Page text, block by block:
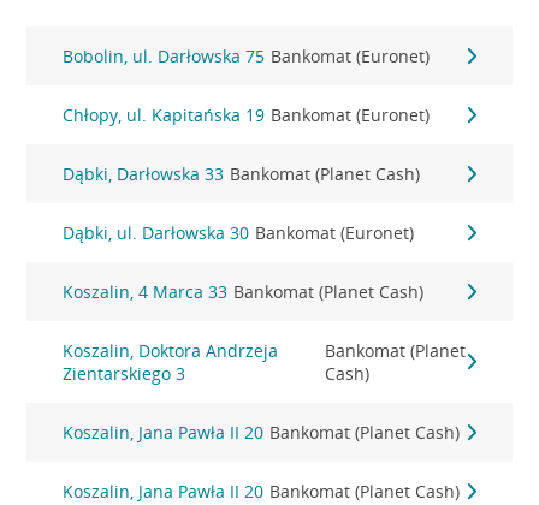
Bobolin, ul. Darłowska 75 Bankomat (Euronet)
Chłopy, ul. Kapitańska 19 Bankomat (Euronet)
Dąbki, Darłowska 33 Bankomat (Planet Cash)
Dąbki, ul. Darłowska 30 Bankomat (Euronet)
Koszalin, 4 Marca 33 Bankomat (Planet Cash)
Koszalin, Doktora Andrzeja
Zientarskiego 3
Bankomat (Planet
Cash)
Koszalin, Jana Pawła II 20 Bankomat (Planet Cash)
Koszalin, Jana Pawła II 20 Bankomat (Planet Cash)